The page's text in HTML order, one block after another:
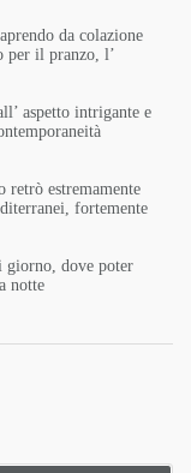
da colazione
per il pranzo, l’
aspetto intrigante e
retrò estremamente
fortemente
giorno, dove poter
notte